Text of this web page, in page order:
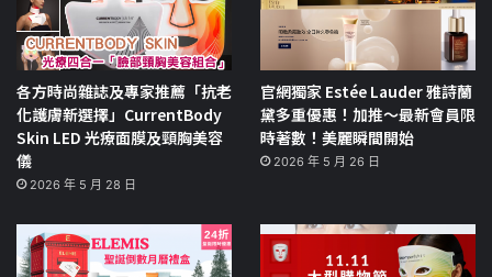
各方時尚雜誌及專家推薦「抗老
化護膚新選擇」CurrentBody
Skin LED 光療面膜及頸胸美容
儀
2026 年 5 月 28 日
官網獨家 Estée Lauder 雅詩蘭
黛多重優惠！加推～最新會員限
時著數！美麗瞬間開始
2026 年 5 月 26 日